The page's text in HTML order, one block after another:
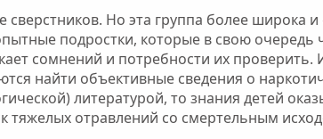
сверстников. Но эта группа более широка и
подростки, которые в свою очередь
сомнений и потребности их проверить.
найти объективные сведения о
литературой, то знания детей
отравлений со смертельным